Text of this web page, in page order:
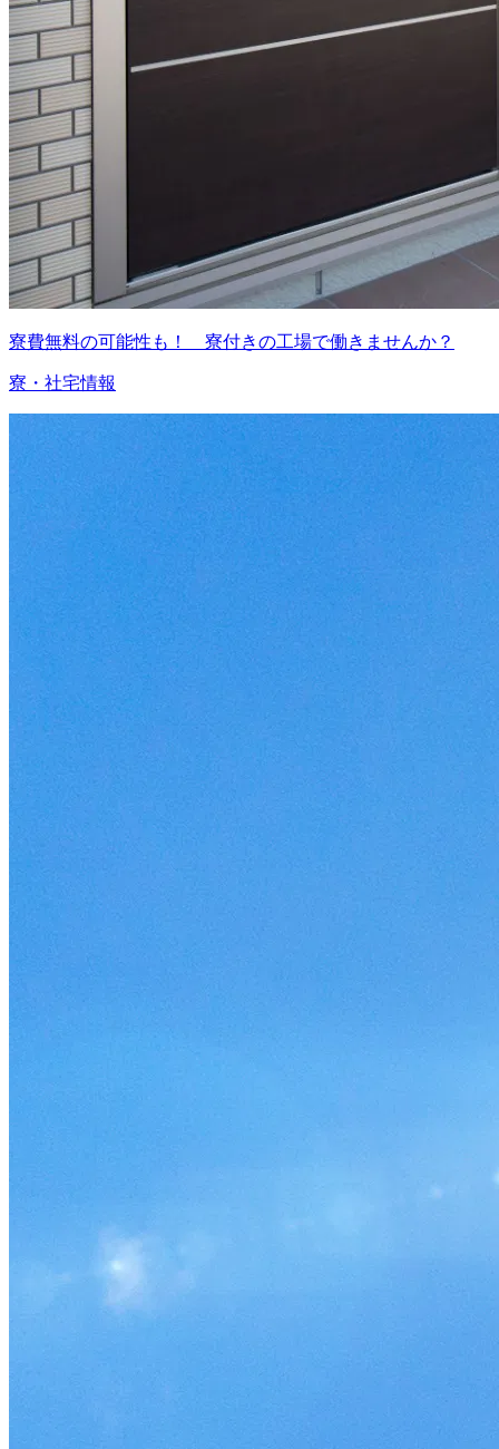
寮費無料の可能性も！ 寮付きの工場で働きませんか？
寮・社宅情報